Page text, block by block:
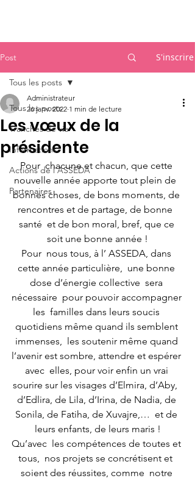
Post S'inscrire
Tous les posts
Tranches de vie
Informations
Actions de l'ASSEDA
Partenaires
Tous les posts
Les vœux de la
présidente
Administrateur
26 janv. 2022 1 min de lecture
Pour  chacune et chacun, que cette
nouvelle année apporte tout plein de
bonnes choses, de bons moments, de
rencontres et de partage, de bonne
santé  et de bon moral, bref, que ce
soit une bonne année !
Pour  nous tous, à l’ ASSEDA, dans
cette année particulière,  une bonne
dose d’énergie collective  sera
nécessaire  pour pouvoir accompagner
les  familles dans leurs soucis
quotidiens même quand ils semblent
immenses,  les soutenir même quand
l’avenir est sombre, attendre et espérer
avec  elles, pour voir enfin un vrai
sourire sur les visages d’Elmira, d’Aby,
d’Edlira, de Lila, d’Irina, de Nadia, de
Sonila, de Fatiha, de Xuvajre,…  et de
leurs enfants, de leurs maris !
Qu’avec  les compétences de toutes et
tous,  nos projets se concrétisent et
soient des réussites, comme  notre